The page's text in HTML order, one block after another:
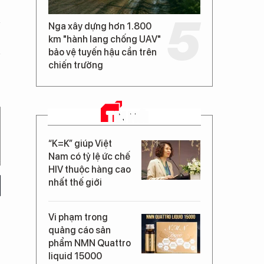
Nga xây dựng hơn 1.800
km "hành lang chống UAV"
bảo vệ tuyến hậu cần trên
chiến trường
TIN MỚI
“K=K” giúp Việt
Nam có tỷ lệ ức chế
HIV thuộc hàng cao
nhất thế giới
Vi phạm trong
quảng cáo sản
phẩm NMN Quattro
liquid 15000